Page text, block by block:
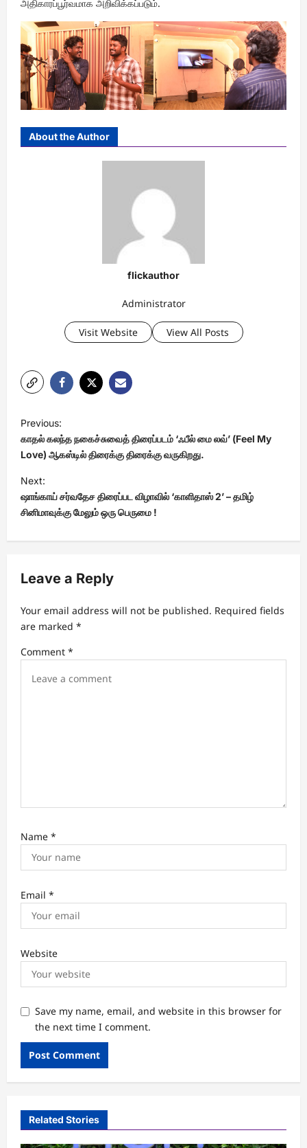
அதிகாரப்பூர்வமாக அறிவிக்கப்படும்.
About the Author
flickauthor
Administrator
Visit Website View All Posts
o
s
t
n
a
v
g
a
t
i
Previous:
காதல் கலந்த நகைச்சுவைத் திரைப்படம் ‘ஃபீல் மை லவ்’ (Feel My
Love) ஆகஸ்டில் திரைக்கு திரைக்கு வருகிறது.
Next:
ஷாங்காய் சர்வதேச திரைப்பட விழாவில் ‘காளிதாஸ் 2’ – தமிழ்
சினிமாவுக்கு மேலும் ஒரு பெருமை !
Leave a Reply
Your email address will not be published. Required fields
are marked *
Comment *
Name *
Email *
Website
Save my name, email, and website in this browser for
the next time I comment.
Related Stories